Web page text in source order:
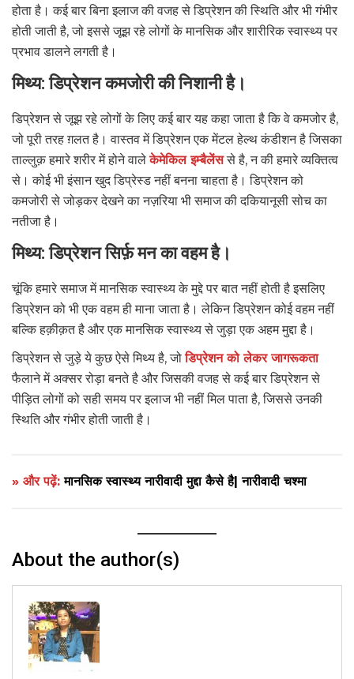
होता है। कई बार बिना इलाज की वजह से डिप्रेशन की स्थिति और भी गंभीर
होती जाती है, जो इससे जूझ रहे लोगों के मानसिक और शारीरिक स्वास्थ्य पर
प्रभाव डालने लगती है।
मिथ्य: डिप्रेशन कमजोरी की निशानी है।
डिप्रेशन से जूझ रहे लोगों के लिए कई बार यह कहा जाता है कि वे कमजोर है,
जो पूरी तरह ग़लत है। वास्तव में डिप्रेशन एक मेंटल हेल्थ कंडीशन है जिसका
ताल्लुक़ हमारे शरीर में होने वालेकेमेकिल इम्बैलेंससे है, न की हमारे व्यक्तित्व
से। कोई भी इंसान खुद डिप्रेस्ड नहीं बनना चाहता है। डिप्रेशन को
कमजोरी से जोड़कर देखने का नज़रिया भी समाज की दकियानूसी सोच का
नतीजा है।
मिथ्य: डिप्रेशन सिर्फ़ मन का वहम है।
चूंकि हमारे समाज में मानसिक स्वास्थ्य के मुद्दे पर बात नहीं होती है इसलिए
डिप्रेशन को भी एक वहम ही माना जाता है। लेकिन डिप्रेशन कोई वहम नहीं
बल्कि हक़ीक़त है और एक मानसिक स्वास्थ्य से जुड़ा एक अहम मुद्दा है।
डिप्रेशन से जुड़े ये कुछ ऐसे मिथ्य है, जोडिप्रेशन को लेकर जागरूकता
फैलाने में अक्सर रोड़ा बनते है और जिसकी वजह से कई बार डिप्रेशन से
पीड़ित लोगों को सही समय पर इलाज भी नहीं मिल पाता है, जिससे उनकी
स्थिति और गंभीर होती जाती है।
» और पढ़ें:मानसिक स्वास्थ्य नारीवादी मुद्दा कैसे है| नारीवादी चश्मा
About the author(s)